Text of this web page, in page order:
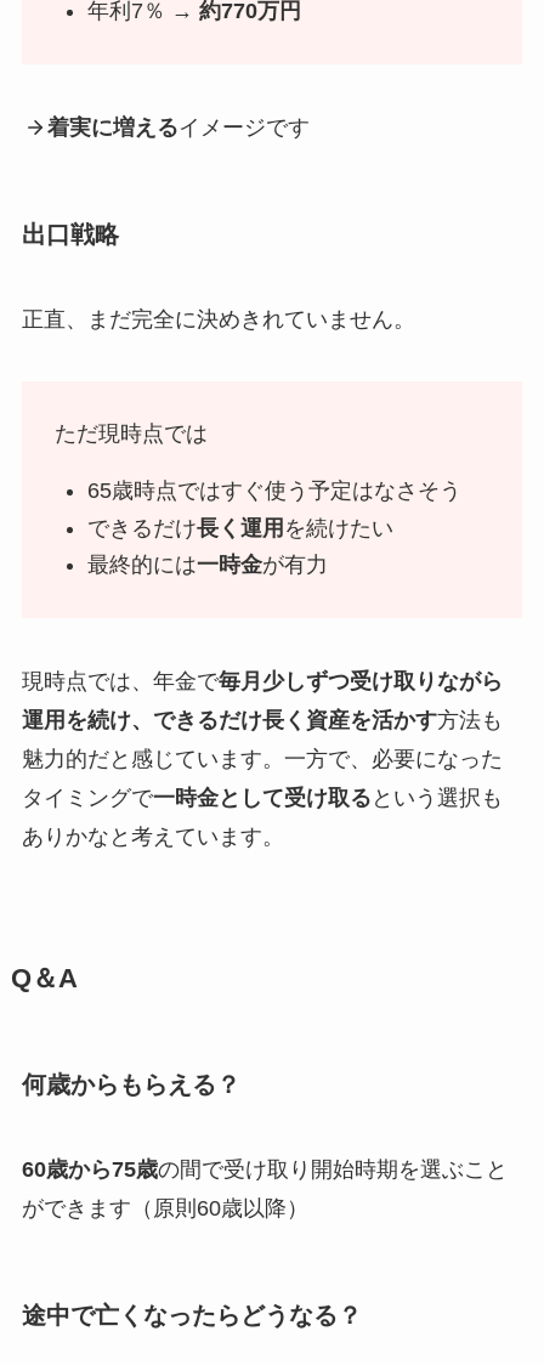
年利7％ → 約770万円
着実に増えるイメージです
出口戦略
正直、まだ完全に決めきれていません。
ただ現時点では
65歳時点ではすぐ使う予定はなさそう
できるだけ長く運用 を続けたい
最終的には一時金が有力
現時点では、年金で毎月少しずつ受け取りながら
運用を続け、できるだけ長く資産を活かす方法も
魅力的だと感じています。一方で、必要になった
タイミングで一時金として受け取る という選択も
ありかなと考えています。
Q＆A
何歳からもらえる？
60歳から75歳の間で受け取り開始時期を選ぶこと
ができます（原則60歳以降）
途中で亡くなったらどうなる？